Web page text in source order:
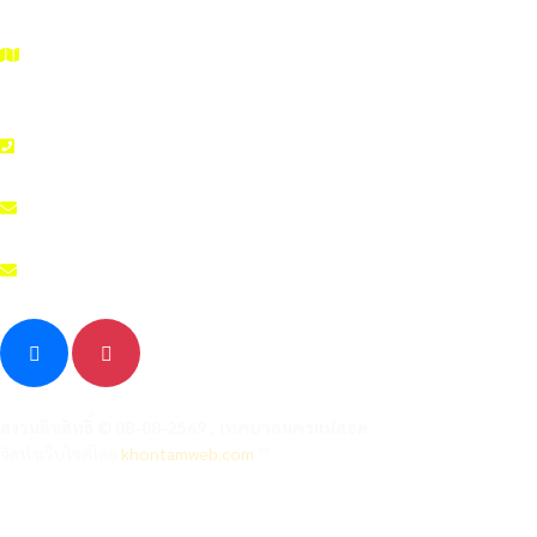
khontamweb.com